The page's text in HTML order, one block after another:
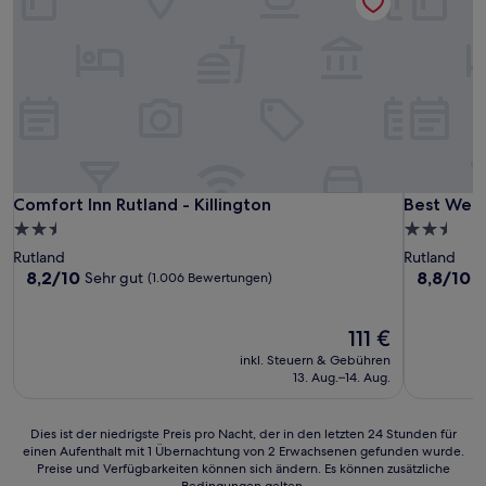
Comfort Inn Rutland - Killington
Comfort Inn Rutland - Killington
2.5-
Sterne-
Unterkunft
Rutland
8.2
8,2/10 Sehr gut (1.006 Bewertungen)
Der
Preis
beträgt
111 €
inkl. Steuern & Gebühren
13. Aug.–14. Aug.
Best
Best
2.5-
Sterne-
Rutland
8.8
8,8/10
Dies
ist
Dies ist der niedrigste Preis pro Nacht, der in den letzten 24 Stunden für
einen Aufenthalt mit 1 Übernachtung von 2 Erwachsenen gefunden wurde.
Preise und Verfügbarkeiten können sich ändern. Es können zusätzliche